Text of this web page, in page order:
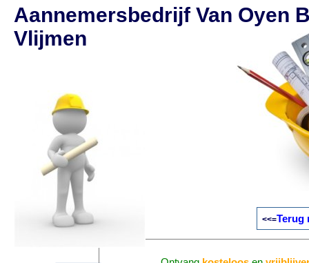
Aannemersbedrijf Van Oyen
Vlijmen
<<=Terug